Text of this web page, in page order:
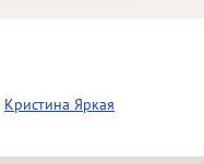
Кристина Яркая